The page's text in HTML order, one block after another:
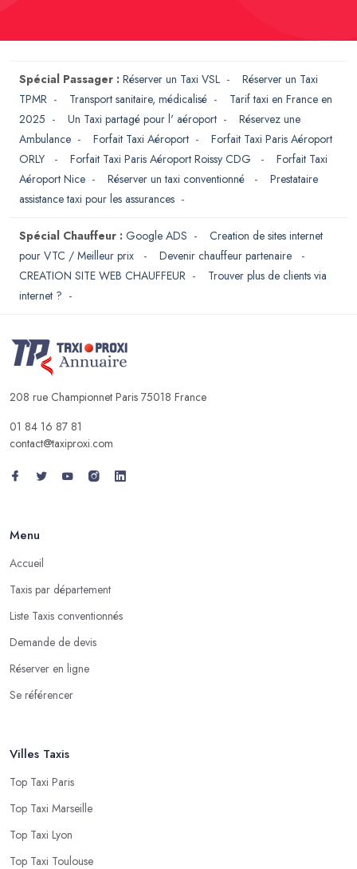
Spécial Passager : Réserver un Taxi VSL - Réserver un Taxi
TPMR - Transport sanitaire, médicalisé - Tarif taxi en France en
2025 - Un Taxi partagé pour l' aéroport - Réservez une
Ambulance - Forfait Taxi Aéroport - Forfait Taxi Paris Aéroport
ORLY
- Forfait Taxi Paris Aéroport Roissy CDG - Forfait Taxi
Aéroport Nice - Réserver un taxi conventionné - Prestataire
assistance taxi pour les assurances -
Spécial Chauffeur : Google ADS - Creation de sites internet
pour VTC / Meilleur prix
- Devenir chauffeur partenaire
-
CREATION SITE WEB CHAUFFEUR - Trouver plus de clients via
internet ? -
208 rue Championnet Paris 75018 France
01 84 16 87 81
contact@taxiproxi.com
Menu
Accueil
Taxis par département
Liste Taxis conventionnés
Demande de devis
Réserver en ligne
Se référencer
Villes Taxis
Top Taxi Paris
Top Taxi Marseille
Top Taxi Lyon
Top Taxi Toulouse